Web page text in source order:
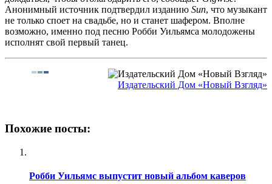
Анонимный источник подтвердил изданию Sun, что музыкант
не только споет на свадьбе, но и станет шафером. Вполне
возможно, именно под песню Робби Уильямса молодожены
исполнят свой первый танец.
Издательский Дом «Новый Взгляд»
Похожие посты:
Робби Уильямс выпустит новый альбом каверов